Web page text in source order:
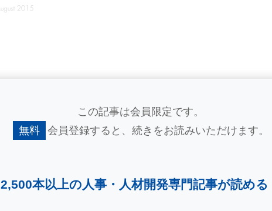
この記事は会員限定です。
無料
会員登録すると、 続きをお読みいただけます。
2,500本以上の人事・ 人材開発専門記事が読める